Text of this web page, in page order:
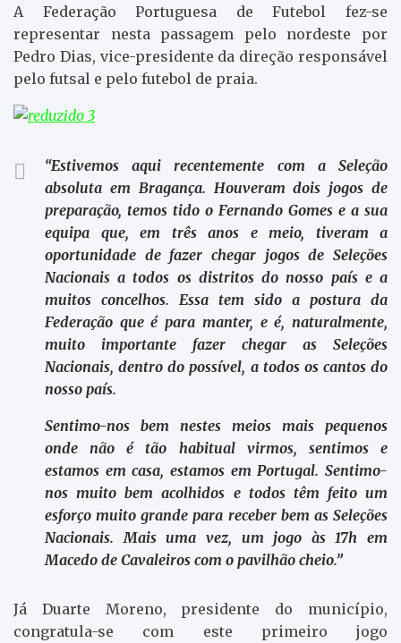
A Federação Portuguesa de Futebol fez-se
representar nesta passagem pelo nordeste por
Pedro Dias, vice-presidente da direção responsável
pelo futsal e pelo futebol de praia.
“Estivemos aqui recentemente com a Seleção
absoluta em Bragança. Houveram dois jogos de
preparação, temos tido o Fernando Gomes e a sua
equipa que, em três anos e meio, tiveram a
oportunidade de fazer chegar jogos de Seleções
Nacionais a todos os distritos do nosso país e a
muitos concelhos. Essa tem sido a postura da
Federação que é para manter, e é, naturalmente,
muito importante fazer chegar as Seleções
Nacionais, dentro do possível, a todos os cantos do
nosso país.
Sentimo-nos bem nestes meios mais pequenos
onde não é tão habitual virmos, sentimos e
estamos em casa, estamos em Portugal. Sentimo-
nos muito bem acolhidos e todos têm feito um
esforço muito grande para receber bem as Seleções
Nacionais. Mais uma vez, um jogo às 17h em
Macedo de Cavaleiros com o pavilhão cheio.”
Já Duarte Moreno, presidente do município,
congratula-se com este primeiro jogo